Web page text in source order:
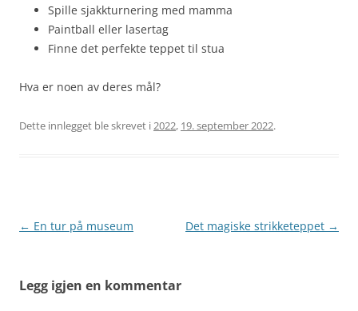
Spille sjakkturnering med mamma
Paintball eller lasertag
Finne det perfekte teppet til stua
Hva er noen av deres mål?
Dette innlegget ble skrevet i2022, 19. september 2022.
Innleggsnavigasjon
← En tur på museum Det magiske strikketeppet →
Legg igjen en kommentar